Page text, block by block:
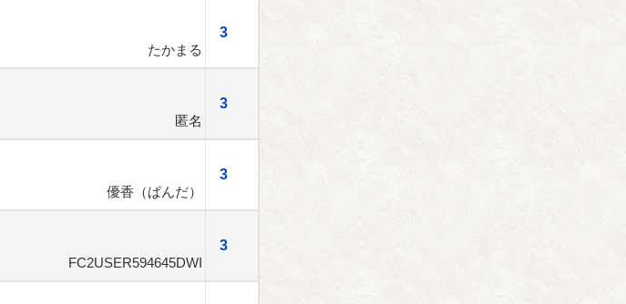
3
たかまる
3
匿名
3
優香（ぱんだ）
3
FC2USER594645DWI